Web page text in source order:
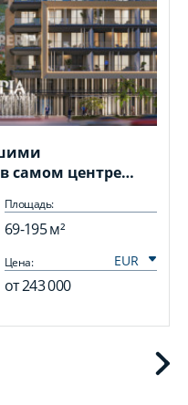
самом центре
Площадь:
69-195 м²
Цена:
от243 000